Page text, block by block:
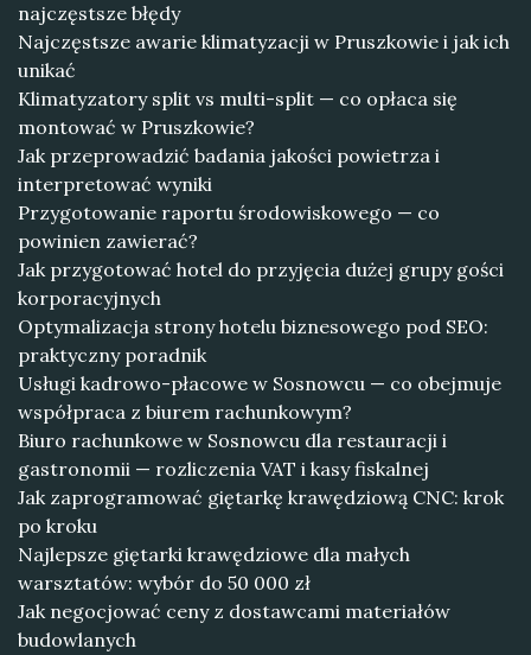
najczęstsze błędy
Najczęstsze awarie klimatyzacji w Pruszkowie i jak ich
unikać
Klimatyzatory split vs multi-split — co opłaca się
montować w Pruszkowie?
Jak przeprowadzić badania jakości powietrza i
interpretować wyniki
Przygotowanie raportu środowiskowego — co
powinien zawierać?
Jak przygotować hotel do przyjęcia dużej grupy gości
korporacyjnych
Optymalizacja strony hotelu biznesowego pod SEO:
praktyczny poradnik
Usługi kadrowo-płacowe w Sosnowcu — co obejmuje
współpraca z biurem rachunkowym?
Biuro rachunkowe w Sosnowcu dla restauracji i
gastronomii — rozliczenia VAT i kasy fiskalnej
Jak zaprogramować giętarkę krawędziową CNC: krok
po kroku
Najlepsze giętarki krawędziowe dla małych
warsztatów: wybór do 50 000 zł
Jak negocjować ceny z dostawcami materiałów
budowlanych